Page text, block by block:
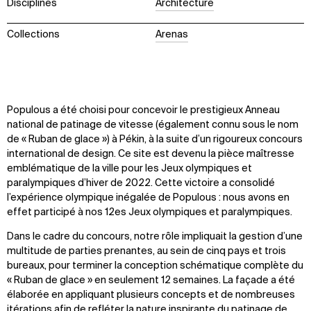
Disciplines Architecture
Collections Arenas
Populous a été choisi pour concevoir le prestigieux Anneau
national de patinage de vitesse (également connu sous le nom
de « Ruban de glace ») à Pékin, à la suite d’un rigoureux concours
international de design. Ce site est devenu la pièce maîtresse
emblématique de la ville pour les Jeux olympiques et
paralympiques d’hiver de 2022. Cette victoire a consolidé
l’expérience olympique inégalée de Populous : nous avons en
effet participé à nos 12es Jeux olympiques et paralympiques.
Dans le cadre du concours, notre rôle impliquait la gestion d’une
multitude de parties prenantes, au sein de cinq pays et trois
bureaux, pour terminer la conception schématique complète du
« Ruban de glace » en seulement 12 semaines. La façade a été
élaborée en appliquant plusieurs concepts et de nombreuses